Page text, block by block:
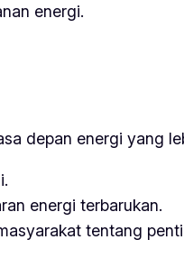
energi.
depan energi yang
energi terbarukan.
tentang